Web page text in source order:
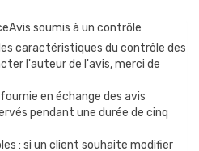
RÉSISTANCE
il faut d’abord remplir son
de s’amorcer avant d’aspirer
eliquide pénètre bien dans le
Avis soumis à un contrôle
caractéristiques du contrôle des
l'auteur de l'avis, merci de
en échange des avis
pendant une durée de cinq
: si un client souhaite modifier